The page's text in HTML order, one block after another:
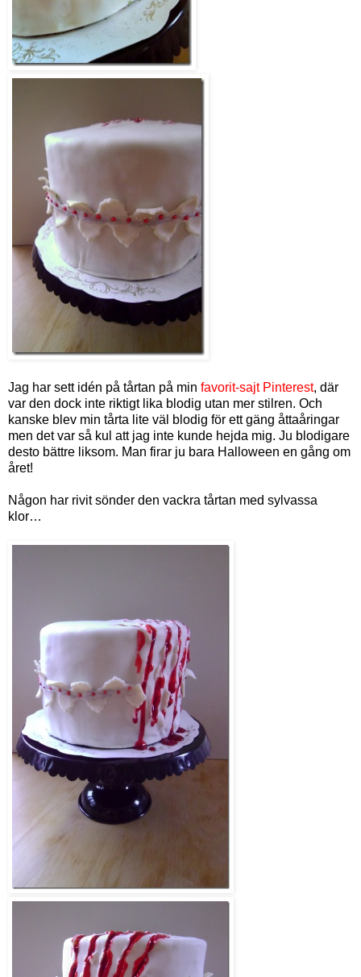
Jag har sett idén på tårtan på min favorit-sajt Pinterest, där
var den dock inte riktigt lika blodig utan mer stilren. Och
kanske blev min tårta lite väl blodig för ett gäng åttaåringar
men det var så kul att jag inte kunde hejda mig. Ju blodigare
desto bättre liksom. Man firar ju bara Halloween en gång om
året!
Någon har rivit sönder den vackra tårtan med sylvassa
klor…